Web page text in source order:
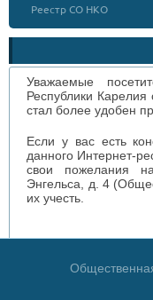
Реестр СО НКО
Уважаемые
Республики
стал более удобен
Если у вас есть
данного Интернет-
свои пожелания
Энгельса, д. 4
их учесть.